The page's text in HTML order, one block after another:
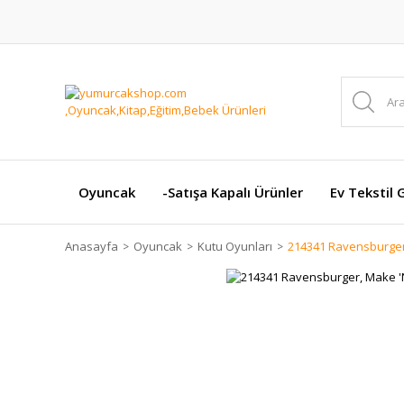
Oyuncak -Satışa Kapalı Ürünler Ev Tekstil
Anasayfa Oyuncak Kutu Oyunları 214341